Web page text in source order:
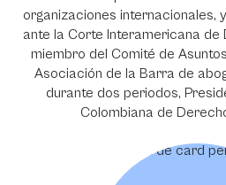
organizaciones internacionales,
ante la Corte Interamericana de
miembro del Comité de
Asociación de la Barra de
durante dos periodos,
Colombiana de